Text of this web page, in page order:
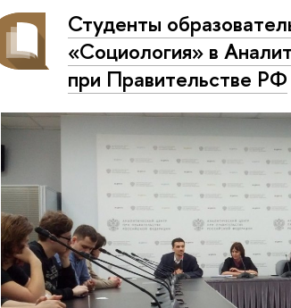
Студенты
«Социология» в
при Правительстве РФ